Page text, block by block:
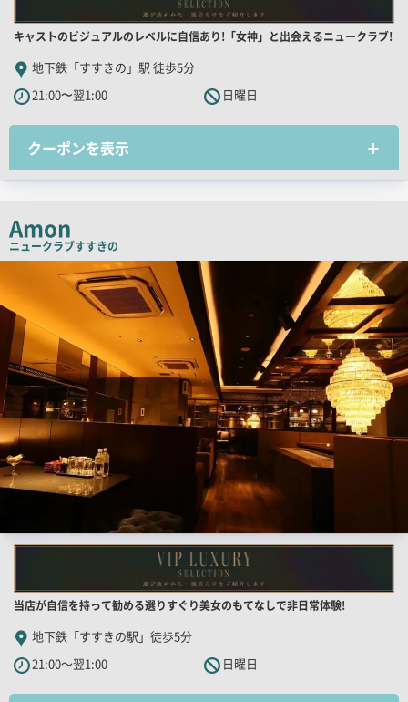
店
舗
PR
キ
ャ
チ
ー
キャストのビジュアルのレベルに自信あり!「女神」と出会えるニュークラブ!
地下鉄「すすきの」駅 徒歩5分
21:00〜翌1:00
日曜日
クーポンを表示
Amon
ニュークラブすすきの
検
結
果
一
用
画
像
店
舗
PR
キ
ャ
当店が自信を持って勧める選りすぐり美女のもてなしで非日常体験!
地下鉄「すすきの駅」徒歩5分
21:00～翌1:00
日曜日